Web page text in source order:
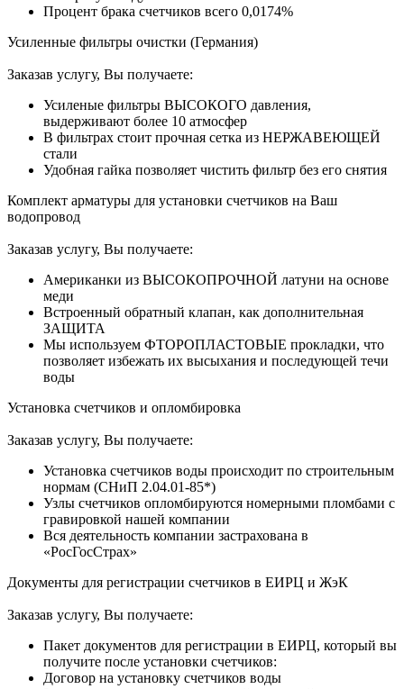
Процент брака счетчиков всего 0,0174%
Усиленные фильтры очистки (Германия)
Заказав услугу, Вы получаете:
Усиленые фильтры ВЫСОКОГО давления,
выдерживают более 10 атмосфер
В фильтрах стоит прочная сетка из НЕРЖАВЕЮЩЕЙ
стали
Удобная гайка позволяет чистить фильтр без его снятия
Комплект арматуры для установки счетчиков на Ваш
водопровод
Заказав услугу, Вы получаете:
Американки из ВЫСОКОПРОЧНОЙ латуни на основе
меди
Встроенный обратный клапан, как дополнительная
ЗАЩИТА
Мы используем ФТОРОПЛАСТОВЫЕ прокладки, что
позволяет избежать их высыхания и последующей течи
воды
Установка счетчиков и опломбировка
Заказав услугу, Вы получаете:
Установка счетчиков воды происходит по строительным
нормам (СНиП 2.04.01-85*)
Узлы счетчиков опломбируются номерными пломбами с
гравировкой нашей компании
Вся деятельность компании застрахована в
«РосГосСтрах»
Документы для регистрации счетчиков в ЕИРЦ и ЖэК
Заказав услугу, Вы получаете:
Пакет документов для регистрации в ЕИРЦ, который вы
получите после установки счетчиков:
Договор на установку счетчиков воды